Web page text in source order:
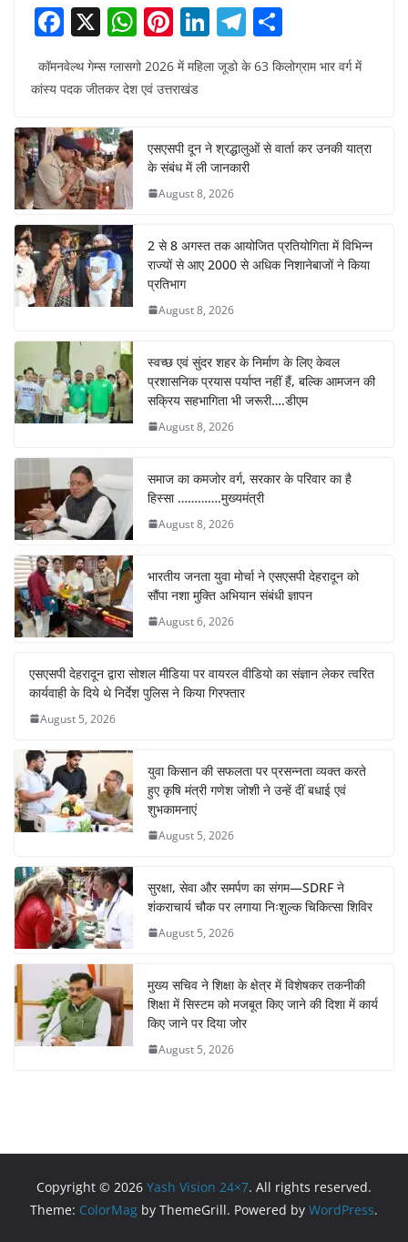
F
a
c
b
o
o
k
X W
h
at
s
A
p
p
Pi
nt
er
st
Li
k
dI
n
T
e
a
m
h
ar
कॉमनवेल्थ गेम्स ग्लासगो 2026 में महिला जूडो के 63 किलोग्राम भार वर्ग में
कांस्य पदक जीतकर देश एवं उत्तराखंड
एसएसपी दून ने श्रद्धालुओं से वार्ता कर उनकी यात्रा
के संबंध में ली जानकारी
August 8, 2026
2 से 8 अगस्त तक आयोजित प्रतियोगिता में विभिन्न
राज्यों से आए 2000 से अधिक निशानेबाजों ने किया
प्रतिभाग
August 8, 2026
स्वच्छ एवं सुंदर शहर के निर्माण के लिए केवल
प्रशासनिक प्रयास पर्याप्त नहीं हैं, बल्कि आमजन की
सक्रिय सहभागिता भी जरूरी….डीएम
August 8, 2026
समाज का कमजोर वर्ग, सरकार के परिवार का है
हिस्सा ………….मुख्यमंत्री
August 8, 2026
भारतीय जनता युवा मोर्चा ने एसएसपी देहरादून को
सौंपा नशा मुक्ति अभियान संबंधी ज्ञापन
August 6, 2026
एसएसपी देहरादून द्वारा सोशल मीडिया पर वायरल वीडियो का संज्ञान लेकर त्वरित
कार्यवाही के दिये थे निर्देश पुलिस ने किया गिरफ्तार
August 5, 2026
युवा किसान की सफलता पर प्रसन्नता व्यक्त करते
हुए कृषि मंत्री गणेश जोशी ने उन्हें दीं बधाई एवं
शुभकामनाएं
August 5, 2026
सुरक्षा, सेवा और समर्पण का संगम—SDRF ने
शंकराचार्य चौक पर लगाया निःशुल्क चिकित्सा शिविर
August 5, 2026
मुख्य सचिव ने शिक्षा के क्षेत्र में विशेषकर तकनीकी
शिक्षा में सिस्टम को मजबूत किए जाने की दिशा में कार्य
किए जाने पर दिया जोर
August 5, 2026
Copyright © 2026 Yash Vision 24×7. All rights reserved.
Theme: ColorMag by ThemeGrill. Powered by WordPress.